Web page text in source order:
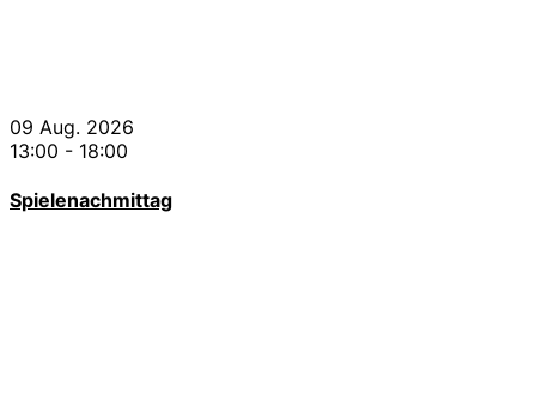
09 Aug. 2026
13:00 - 18:00
Spielenachmittag